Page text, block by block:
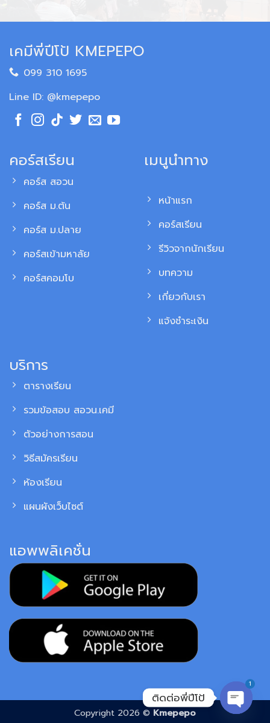
เคมีพี่ปีโป้ KMEPEPO
099 310 1695
Line ID: @kmepepo
คอร์สเรียน
คอร์ส สอวน
คอร์ส ม.ต้น
คอร์ส ม.ปลาย
คอร์สเข้ามหาลัย
คอร์สคอมโบ
เมนูนำทาง
หน้าแรก
คอร์สเรียน
รีวิวจากนักเรียน
บทความ
เกี่ยวกับเรา
แจ้งชำระเงิน
บริการ
ตารางเรียน
รวมข้อสอบ สอวน.เคมี
ตัวอย่างการสอน
วิธีสมัครเรียน
ห้องเรียน
แผนผังเว็บไซต์
แอพพลิเคชั่น
Copyright 2026 © Kmepepo
ติดต่อพี่ปีโป้
1